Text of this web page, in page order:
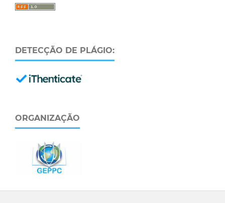
DETECÇÃO DE PLÁGIO:
ORGANIZAÇÃO